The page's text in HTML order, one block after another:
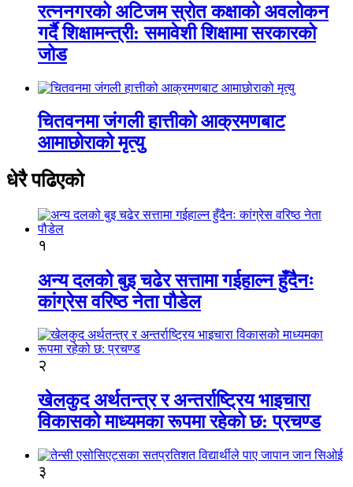
रत्ननगरको अटिजम स्रोत कक्षाको अवलोकन
गर्दै शिक्षामन्त्री: समावेशी शिक्षामा सरकारको
जोड
चितवनमा जंगली हात्तीको आक्रमणबाट
आमाछोराको मृत्यु
धेरै पढिएको
१
अन्य दलको बुइ चढेर सत्तामा गईहाल्न हुँदैनः
कांग्रेस वरिष्ठ नेता पौडेल
२
खेलकुद अर्थतन्त्र र अन्तर्राष्ट्रिय भाइचारा
विकासको माध्यमका रूपमा रहेको छ: प्रचण्ड
३